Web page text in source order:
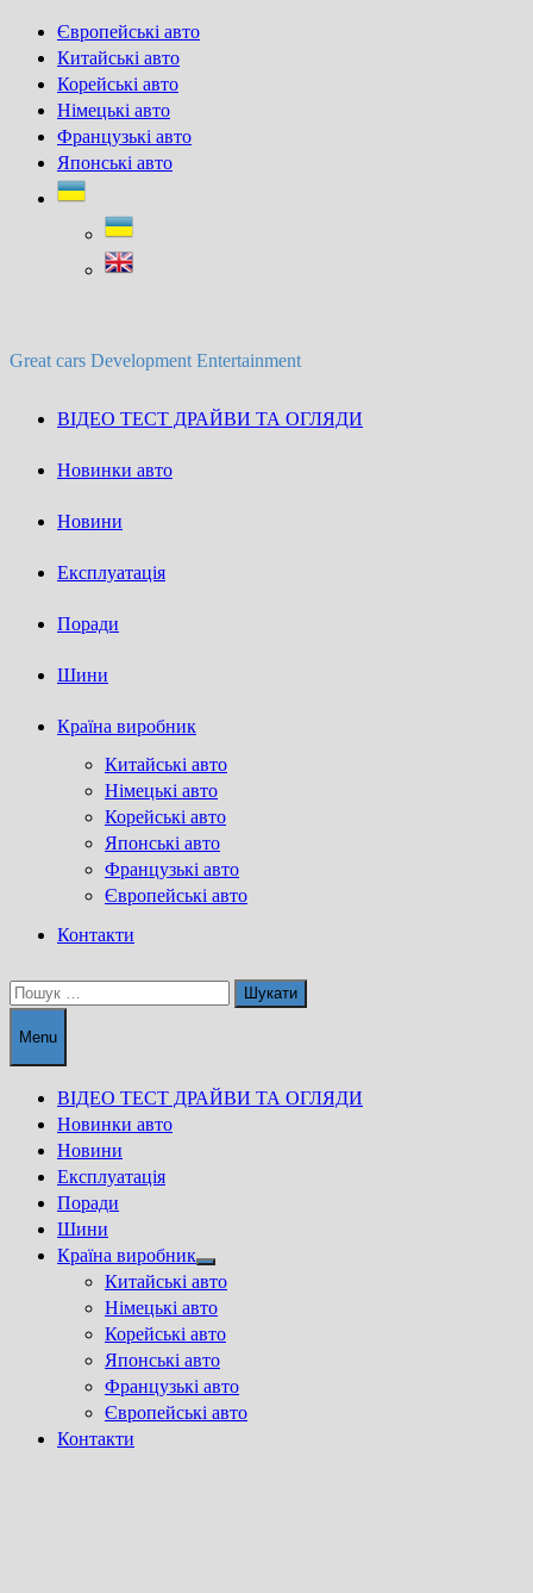
Skip
content
Європейські авто
Китайські авто
Корейські авто
Німецькі авто
Французькі авто
Японські авто
Great cars Development Entertainment
ВІДЕО ТЕСТ ДРАЙВИ ТА ОГЛЯДИ
Новинки авто
Новини
Експлуатація
Поради
Шини
Країна виробник
Китайські авто
Німецькі авто
Корейські авто
Японські авто
Французькі авто
Європейські авто
Контакти
Пошук:
Menu
ВІДЕО ТЕСТ ДРАЙВИ ТА ОГЛЯДИ
Новинки авто
Новини
Експлуатація
Поради
Шини
Країна виробник
Show
sub
menu
Китайські авто
Німецькі авто
Корейські авто
Японські авто
Французькі авто
Європейські авто
Контакти